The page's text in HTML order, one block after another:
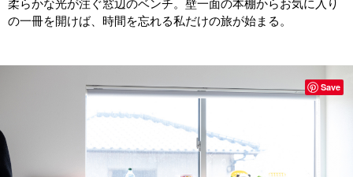
柔らかな光が注ぐ窓辺のベンチ。壁一面の本棚からお気に入り
の一冊を開けば、時間を忘れる私だけの旅が始まる。
Save